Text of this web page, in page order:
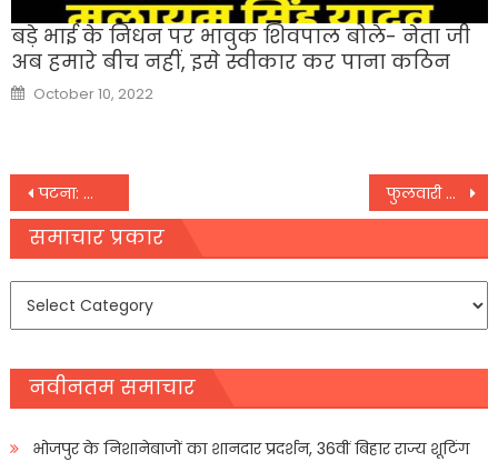
बड़े भाई के निधन पर भावुक शिवपाल बोले- नेता जी
अब हमारे बीच नहीं, इसे स्वीकार कर पाना कठिन
Posted
on
October 10, 2022
Post
navigation
पटना: कॉलेज के विकास के लिए हमेशा मदद करता रहूंगा : शिक्षा मंत्री फुलवारी शरीफ: गौरीचक थाना में पकड़े गए शराब धंधेबाज धर्मेंद्र मांझी की पुलिस लॉकअप में पिटाई से मौत का आरोप
समाचार प्रकार
समाचार
नवीनतम समाचार
भोजपुर के निशानेबाजों का शानदार प्रदर्शन, 36वीं बिहार राज्य शूटिंग